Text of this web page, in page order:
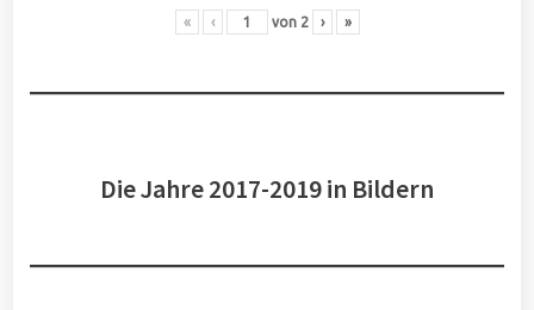
« ‹ von 2 › »
Die Jahre 2017-2019 in Bildern